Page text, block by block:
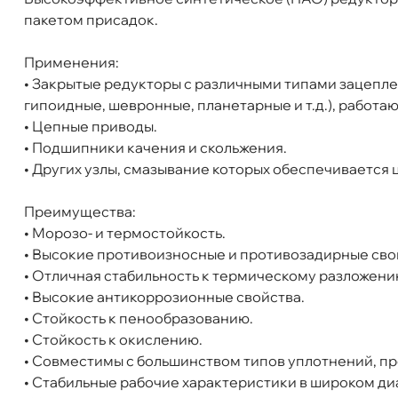
пакетом присадок.
Применения:
• Закрытые редукторы с различными типами
ипоидные, шевронные, планетарные и т.д.),
• Цепные приводы.
• Подшипники качения и скольжения.
• Других узлы, смазывание которых
Преимущества:
• Морозо- и термостойкость.
• Высокие противоизносные и противозадирные
• Отличная стабильность к термическому
• Высокие антикоррозионные свойства.
• Стойкость к пенообразованию.
• Стойкость к окислению.
• Совместимы с большинством типов уплотнений,
• Стабильные рабочие характеристики в широком
Объем
20л
EFELE SO-760 VG-100 Редукторное масло
Самовывоз
ул. Салова, д. 30
Пн-Пт09.30 - 19.00Сб-Вс10.00 - 19.00
Сегодня, бесплатно